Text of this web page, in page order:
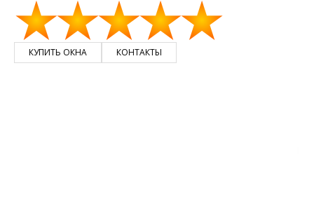
КУПИТЬ ОКНА КОНТАКТЫ